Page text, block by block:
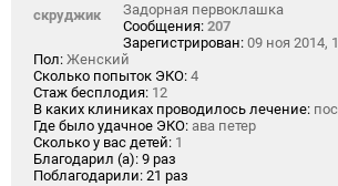
скруджик
Задорная первоклашка
Сообщения: 207
Зарегистрирован: 09 ноя 2014,
Пол: Женский
Сколько попыток ЭКО: 4
Стаж бесплодия: 12
В каких клиниках проводилось лечение:
Где было удачное ЭКО: ава петер
Сколько у вас детей: 1
Благодарил (а): 9 раз
Поблагодарили: 21 раз